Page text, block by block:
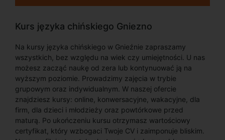
Kurs języka chińskiego Gniezno
Na kursy języka chińskiego w Gnieźnie zapraszamy
wszystkich, bez względu na wiek czy umiejętności. U nas
możesz zacząć naukę od zera lub kontynuować ją na
wyższym poziomie. Prowadzimy zajęcia w trybie
grupowym oraz indywidualnym. W naszej ofercie
znajdziesz kursy: online, konwersacyjne, wakacyjne, dla
firm, dla dzieci i młodzieży oraz powtórkowe przed
maturą. Po ukończeniu kursu otrzymasz wartościowy
certyfikat, który wzbogaci Twoje CV i zaimponuje bliskim.